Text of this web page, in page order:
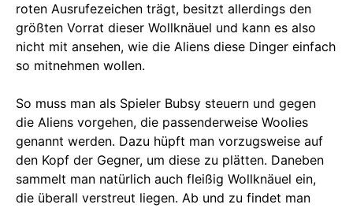
roten Ausrufezeichen trägt, besitzt allerdings den
größten Vorrat dieser Wollknäuel und kann es also
nicht mit ansehen, wie die Aliens diese Dinger einfach
so mitnehmen wollen.
So muss man als Spieler Bubsy steuern und gegen
die Aliens vorgehen, die passenderweise Woolies
genannt werden. Dazu hüpft man vorzugsweise auf
den Kopf der Gegner, um diese zu plätten. Daneben
sammelt man natürlich auch fleißig Wollknäuel ein,
die überall verstreut liegen. Ab und zu findet man